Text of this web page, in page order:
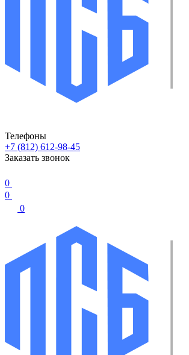
Телефоны
+7 (812) 612-98-45
Заказать звонок
0
0
0